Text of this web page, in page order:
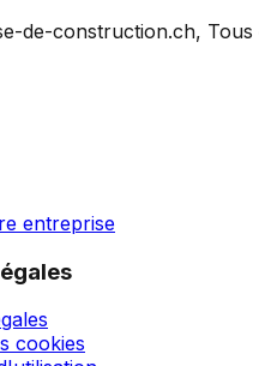
de-construction.ch, Tous
entreprise
cookies